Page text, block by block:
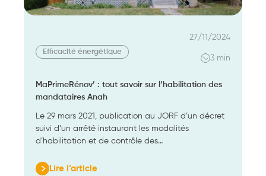
Efficacité énergétique
27/11/2024
3 min
MaPrimeRénov’ : tout savoir sur l’habilitation des
mandataires Anah
Le 29 mars 2021, publication au JORF d’un décret
suivi d’un arrêté instaurant les modalités
d’habilitation et de contrôle des…
Lire l’article
: